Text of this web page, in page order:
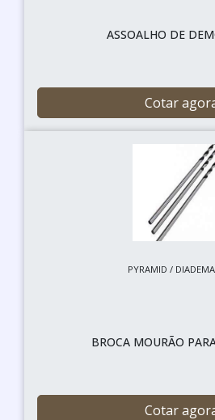
ASSOALHO DE
Cotar
PYRAMID /
BROCA MOURÃO
Cotar